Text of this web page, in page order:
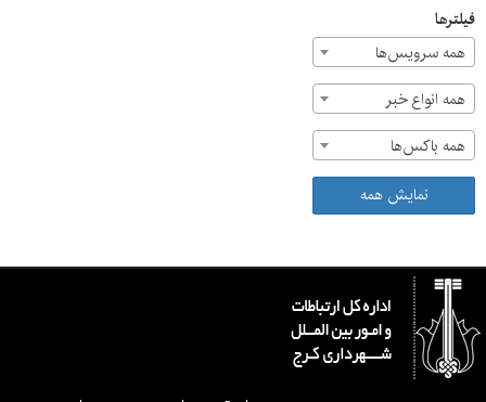
فیلترها
همه سرویس‌ها
همه انواع خبر
همه باکس‌ها
نمایش همه